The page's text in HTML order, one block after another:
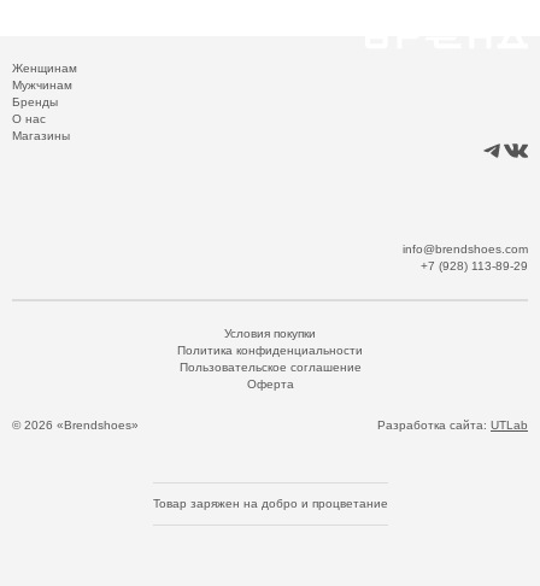
Женщинам
Мужчинам
Бренды
О нас
Магазины
info@brendshoes.com
+7 (928) 113-89-29
© 2026 «Brendshoes»
Условия покупки
Политика конфиденциальности
Пользовательское соглашение
Оферта
Разработка сайта: UTLab
Товар заряжен на добро и процветание